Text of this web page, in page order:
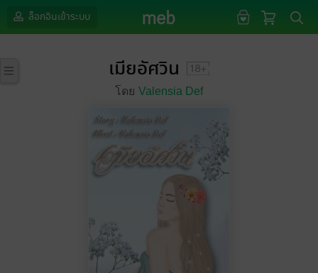
ล็อกอินเข้าระบบ
เมียอัศวิน
โดย Valensia Def